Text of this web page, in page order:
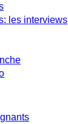
les interviews